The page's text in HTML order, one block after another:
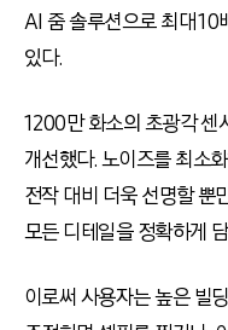
AI줌 솔루션으로 최대10
있다.
1200만 화소의 초광각 센
개선했다.노이즈를 최소
전작 대비 더욱 선명할 뿐
모든 디테일을 정확하게
이로써 사용자는 높은 빌